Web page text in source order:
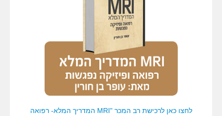
לחצו כאן לרכישת רב המכר "MRI המדריך המלא- רפואה